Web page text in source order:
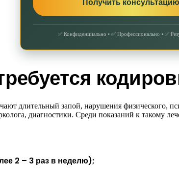
✅ Конфиденциально • ✅ Профессионально • ✅
длительный запой, нарушения физического,
диагностики. Среди показаний к такому
2 – 3 раз в неделю);